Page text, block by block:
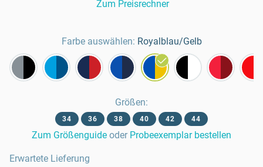
Zum Preisrechner
Farbe auswählen: Royalblau/Gelb
Größen:
34 36 38 40 42 44
Zum Größenguide oder Probeexemplar bestellen
Erwartete Lieferung